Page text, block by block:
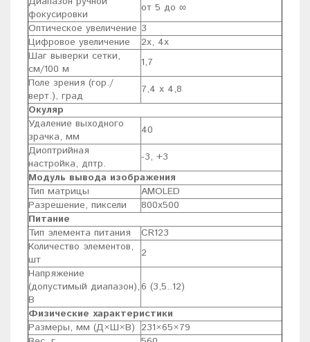
фокусировки
от 5 до ∞
Оптическое увеличение 3
Цифровое увеличение
2x, 4x
Шаг выверки сетки,
см/100 м
1,7
Поле зрения (гор./
верт.), град
7,4 x 4,8
Окуляр
Удаление выходного
зрачка, мм
40
Диоптрийная
настройка, дптр.
-3, +3
Модуль вывода изображения
Тип матрицы
AMOLED
Разрешение, пиксели
800х500
Питание
Тип элемента питания
CR123
Количество элементов,
шт
2
Напряжение
(допустимый диапазон),
В
6 (3,5..12)
Физические характеристики
Размеры, мм (Д×Ш×В) 231×65×79